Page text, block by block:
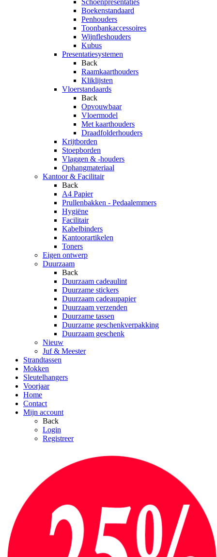
Schoenpresentaties
Boekenstandaard
Penhouders
Toonbankaccessoires
Wijnfleshouders
Kubus
Presentatiesystemen
Back
Raamkaarthouders
Kliklijsten
Vloerstandaards
Back
Opvouwbaar
Vloermodel
Met kaarthouders
Draadfolderhouders
Krijtborden
Stoepborden
Vlaggen & -houders
Ophangmateriaal
Kantoor & Facilitair
Back
A4 Papier
Prullenbakken - Pedaalemmers
Hygiëne
Facilitair
Kabelbinders
Kantoorartikelen
Toners
Eigen ontwerp
Duurzaam
Back
Duurzaam cadeaulint
Duurzame stickers
Duurzaam cadeaupapier
Duurzaam verzenden
Duurzame tassen
Duurzame geschenkverpakking
Duurzaam geschenk
Nieuw
Juf & Meester
Strandtassen
Mokken
Sleutelhangers
Voorjaar
Home
Contact
Mijn account
Back
Login
Registreer